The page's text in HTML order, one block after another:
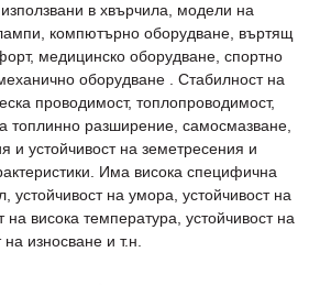
в хвърчила, модели на
компютърно оборудване, въртящ
медицинско оборудване, спортно
оборудване . Стабилност на
проводимост, топлопроводимост,
топлинно разширение, самосмазване,
и устойчивост на земетресения и
Има висока специфична
устойчивост на умора, устойчивост на
на висока температура, устойчивост на
на износване и т.н.